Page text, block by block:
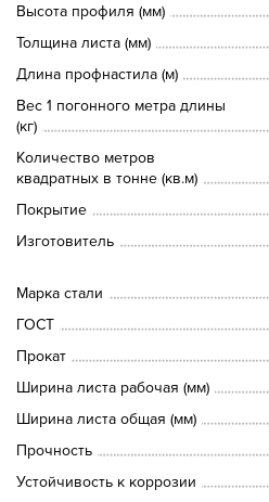
Высота профиля (мм)
Толщина листа (мм)
Длина профнастила (м)
Вес 1 погонного метра длины
(кг)
Количество метров
квадратных в тонне (кв.м)
Покрытие
Изготовитель
Марка стали
ГОСТ
Прокат
Ширина листа рабочая (мм)
Ширина листа общая (мм)
Прочность
Устойчивость к коррозии